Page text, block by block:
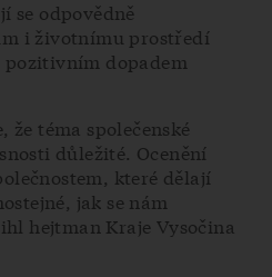
se odpovědně
i životnímu prostředí
dopadem
že téma společenské
důležité. Ocenění
které dělají
jak se nám
hejtman Kraje Vysočina